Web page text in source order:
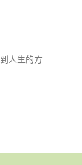
人生的方